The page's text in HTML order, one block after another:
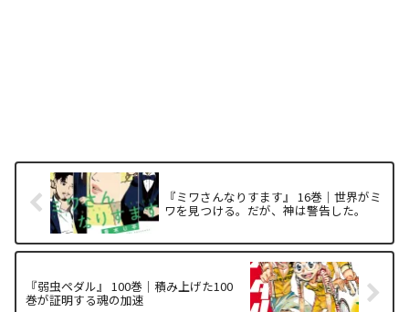
『ミワさんなりすます』 16巻｜世界がミ
ワを見つける。だが、神は警告した。
『弱虫ペダル』 100巻｜積み上げた100
巻が証明する魂の加速